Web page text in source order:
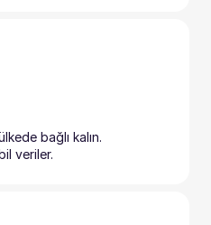
bağlı kalın.
veriler.